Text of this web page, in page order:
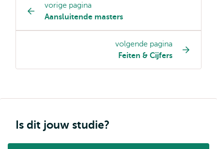
Opleiding
pagina
navigatie
vorige pagina
Aansluitende masters
volgende pagina
Feiten & Cijfers
Is dit jouw studie?